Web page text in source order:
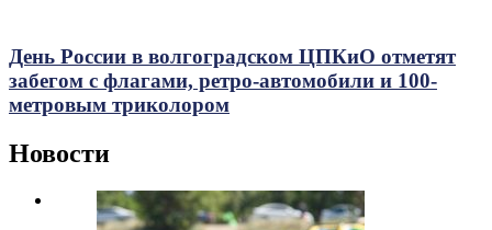
День России в волгоградском ЦПКиО отметят
забегом с флагами, ретро-автомобили и 100-
метровым триколором
Новости